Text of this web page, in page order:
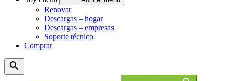
Renovar
Descargas – hogar
Descargas – empresas
Soporte técnico
Comprar